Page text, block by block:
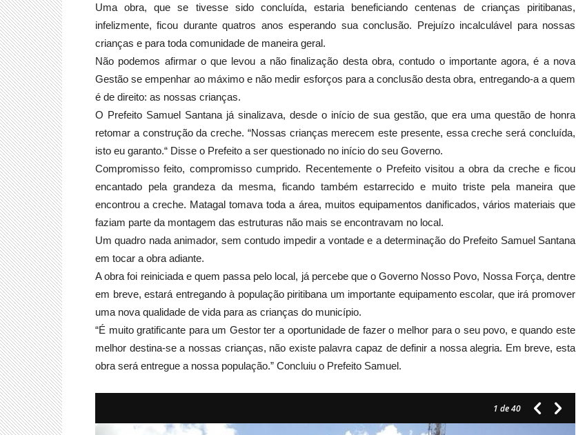
Uma obra, que se tivesse sido concluída, estaria beneficiando centenas de crianças piritibanas,
infelizmente, ficou durante quatros anos esperando sua conclusão. Prejuízo incalculável para nossas
crianças e para toda comunidade de maneira geral.
Não podemos afirmar o que levou a não finalização desta obra, contudo o importante agora, é a nova
Gestão se empenhar ao máximo e não medir esforços para a conclusão desta obra, entregando-a a quem
é de direito: as nossas crianças.
O Prefeito Samuel Santana já sinalizava, desde o início de sua gestão, que era uma questão de honra
retomar a construção da creche. “Nossas crianças merecem este presente, essa creche será concluída,
isto eu garanto.“ Disse o Prefeito a ser questionado no início do seu Governo.
Compromisso feito, compromisso cumprido. Recentemente o Prefeito visitou a obra da creche e ficou
encantado pela grandeza da mesma, ficando também estarrecido e muito triste pela maneira que
encontrou a creche. Matagal tomava toda a área, muitos equipamentos danificados, vários materiais que
faziam parte da montagem das estruturas não mais se encontravam no local.
Um quadro nada animador, sem contudo impedir a vontade e a determinação do Prefeito Samuel Santana
em tocar a obra adiante.
A obra foi reiniciada e quem passa pelo local, já percebe que o Governo Nosso Povo, Nossa Força, dentre
em breve, estará entregando à população piritibana um importante equipamento escolar, que irá promover
uma nova qualidade de vida para as crianças do município.
“É muito gratificante para um Gestor ter a oportunidade de fazer o melhor para o seu povo, e quando este
melhor destina-se a nossas crianças, não existe palavra capaz de definir a nossa alegria. Em breve, esta
obra será entregue a nossa população.” Concluiu o Prefeito Samuel.
1 de 40